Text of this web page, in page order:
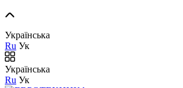
Українська
Ru Ук
Українська
Ru Ук